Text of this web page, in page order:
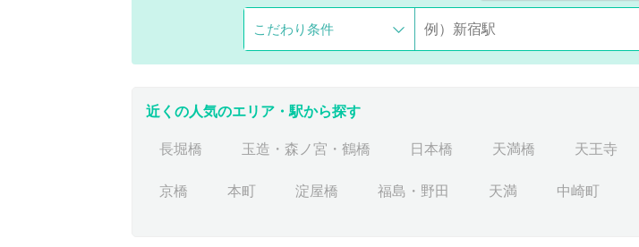
こだわり条件
近くの人気のエリア・駅から探す
長堀橋 玉造・森ノ宮・鶴橋 日本橋 天満橋 天王寺
京橋 本町 淀屋橋 福島・野田 天満 中崎町